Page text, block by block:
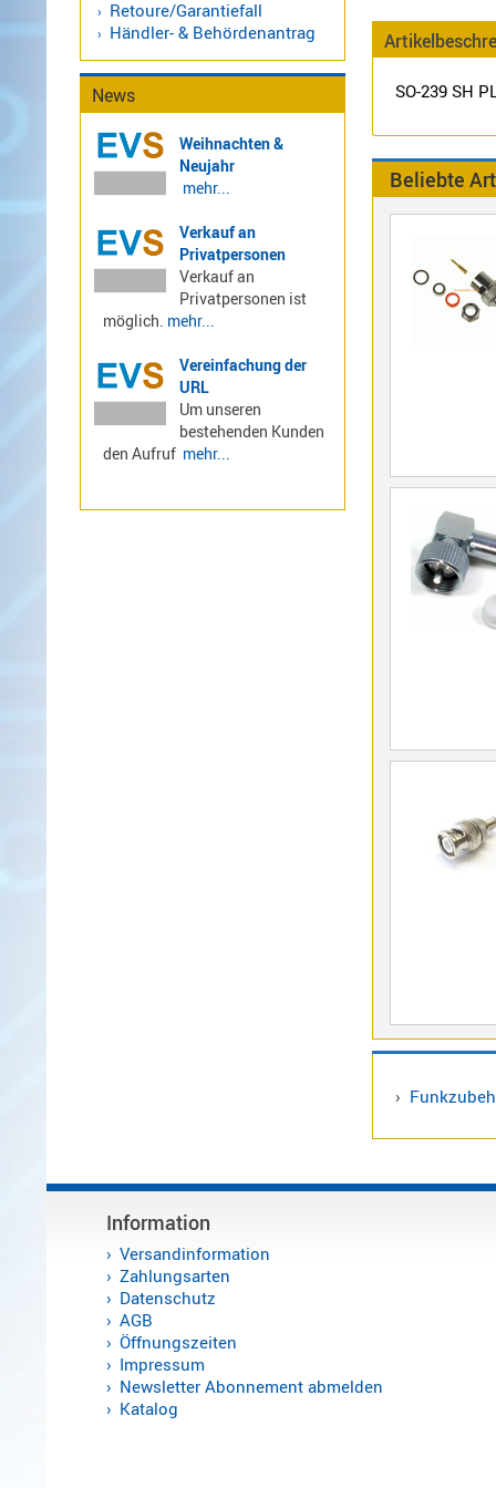
UMTS,
Multiband
Nagoya
Zubehör
Kenwood
Standard
Alinco
Zubehör
Retoure/Garantiefall
Händler- & Behördenantrag
News
Weihnachten &
Neujahr
mehr...
Verkauf an
Privatpersonen
Verkauf an
Privatpersonen ist
möglich. mehr...
Vereinfachung der
URL
Um unseren
bestehenden Kunden
den Aufruf mehr...
SO-239 SH
Beliebte
›
Information
Versandinformation
Zahlungsarten
Datenschutz
AGB
Öffnungszeiten
Impressum
Newsletter Abonnement abmelden
Katalog